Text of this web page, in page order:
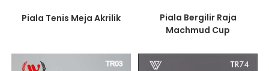
Piala Tenis Meja Akrilik
Piala Bergilir Raja
Machmud Cup